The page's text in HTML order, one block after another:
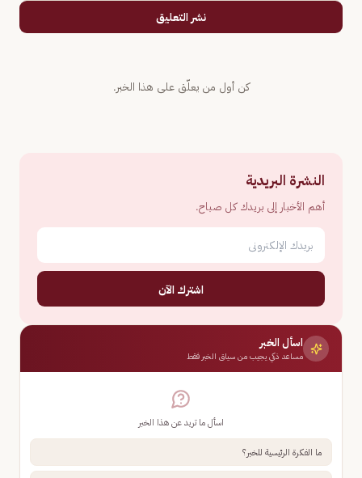
نشر التعليق
كن أول من يعلّق على هذا الخبر.
النشرة البريدية
أهم الأخبار إلى بريدك كل صباح.
اشترك الآن
اسأل الخبر
مساعد ذكي يجيب من سياق الخبر فقط
اسأل ما تريد عن هذا الخبر
ما الفكرة الرئيسية للخبر؟